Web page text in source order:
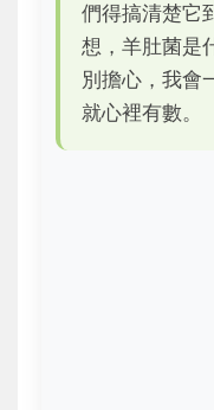
們得搞清楚它
想，羊肚菌是
別擔心，我會
就心裡有數。